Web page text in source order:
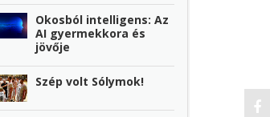
Okosból intelligens: Az
AI gyermekkora és
jövője
Szép volt Sólymok!